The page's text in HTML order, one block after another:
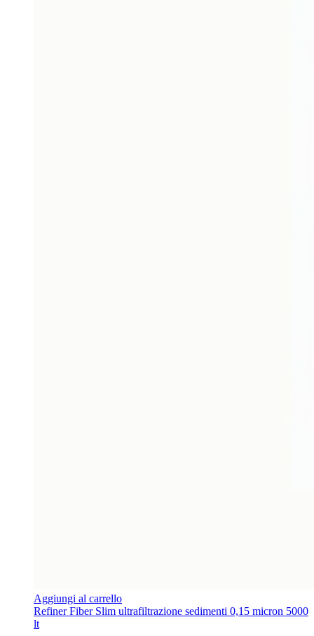
Aggiungi al carrello
Refiner Fiber Slim ultrafiltrazione sedimenti 0,15 micron 5000
lt